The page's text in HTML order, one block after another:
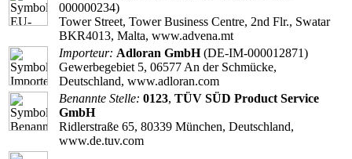
000000234)
Tower Street, Tower Business Centre, 2nd Flr., Swatar
BKR4013, Malta, www.advena.mt
Importeur: Adloran GmbH(DE-IM-000012871)
Gewerbegebiet 5, 06577 An der Schmücke,
Deutschland, www.adloran.com
Benannte Stelle: 0123, TÜV SÜD Product Service
GmbH
Ridlerstraße 65, 80339 München, Deutschland,
www.de.tuv.com